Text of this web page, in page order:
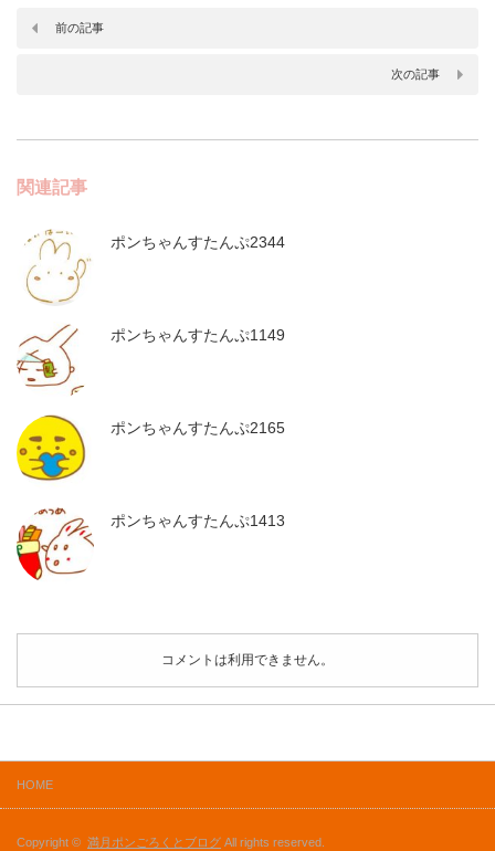
前の記事
次の記事
関連記事
ポンちゃんすたんぷ2344
ポンちゃんすたんぷ1149
ポンちゃんすたんぷ2165
ポンちゃんすたんぷ1413
コメントは利用できません。
HOME
Copyright © 満月ポンごろくとブログ All rights reserved.